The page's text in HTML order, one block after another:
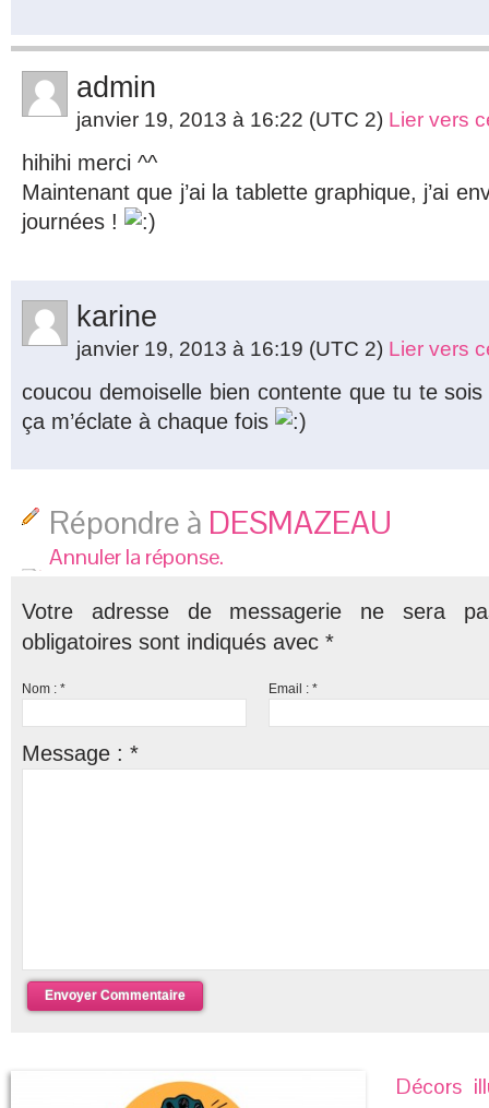
admin
janvier 19, 2013 à 16:22 (UTC 2) Lier vers
hihihi merci ^^
Maintenant que j’ai la tablette graphique, j’ai
journées !
karine
janvier 19, 2013 à 16:19 (UTC 2) Lier vers
coucou demoiselle bien contente que tu te
ça m’éclate à chaque fois
Répondre à DESMAZEAU
Annuler la réponse.
Votre adresse de messagerie ne sera
obligatoires sont indiqués avec *
Nom : * Email : *
Message : *
Décors